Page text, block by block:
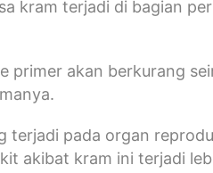
kram terjadi di bagian
primer akan berkurang
terjadi pada organ
akibat kram ini terjadi